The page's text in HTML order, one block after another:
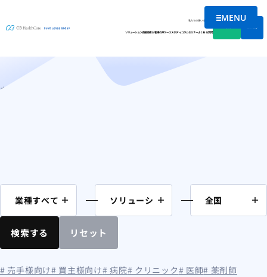
メニュー
MENU
私たちの想い会社情報
ソリューション支援実績お客様の声ケーススタディコラムセミナーよくある質問
コラム
ホーム
検索する リセット
# 売手様向け# 買主様向け# 病院# クリニック# 医師# 薬剤師